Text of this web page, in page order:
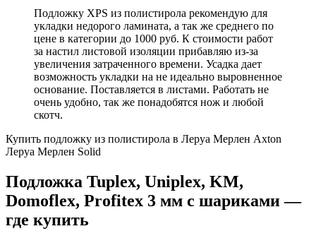
Подложку XPS из полистирола рекомендую для
укладки недорого ламината, а так же среднего по
цене в категории до 1000 руб. К стоимости работ
за настил листовой изоляции прибавляю из-за
увеличения затраченного времени. Усадка дает
возможность укладки на не идеально выровненное
основание. Поставляется в листами. Работать не
очень удобно, так же понадобятся нож и любой
скотч.
Купить подложку из полистирола в Леруа Мерлен Axton
Леруа Мерлен Solid
Подложка Tuplex, Uniplex, KM,
Domoflex, Profitex 3 мм с шариками —
где купить